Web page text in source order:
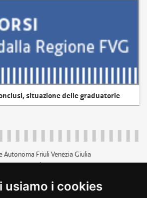
usiamo i cookies
situazione delle graduatorie
Autonoma Friuli Venezia Giulia
p.iva 00526040324
+39 040 3771111